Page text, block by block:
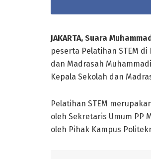
JAKARTA, Suara
peserta Pelatihan STEM
dan Madrasah
Kepala Sekolah dan
Pelatihan STEM
oleh Sekretaris Umum PP
oleh Pihak Kampus